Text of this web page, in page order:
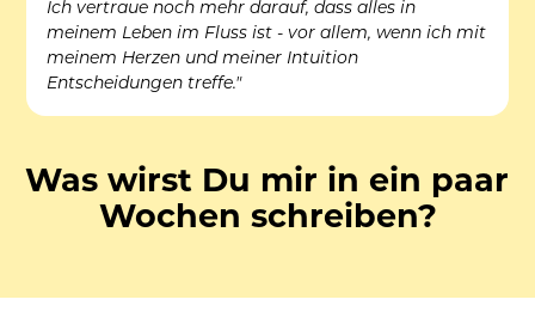
Ich vertraue noch mehr darauf, dass alles in
meinem Leben im Fluss ist - vor allem, wenn ich mit
meinem Herzen und meiner Intuition
Entscheidungen treffe."
Was wirst Du mir in ein paar
Wochen schreiben?